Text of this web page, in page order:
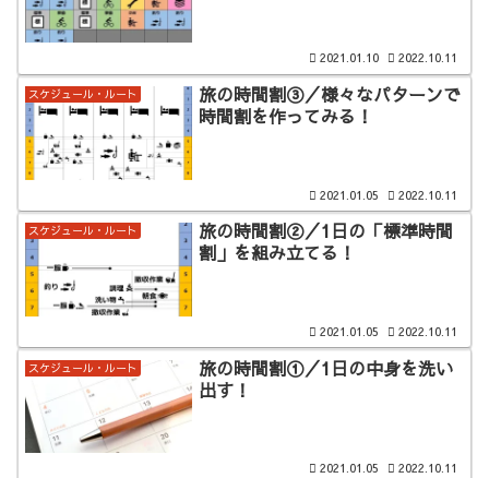
2021.01.10 2022.10.11
スケジュール・ルート
旅の時間割③／様々なパターンで
時間割を作ってみる！
2021.01.05 2022.10.11
スケジュール・ルート
旅の時間割②／1日の「標準時間
割」を組み立てる！
2021.01.05 2022.10.11
スケジュール・ルート
旅の時間割①／1日の中身を洗い
出す！
2021.01.05 2022.10.11